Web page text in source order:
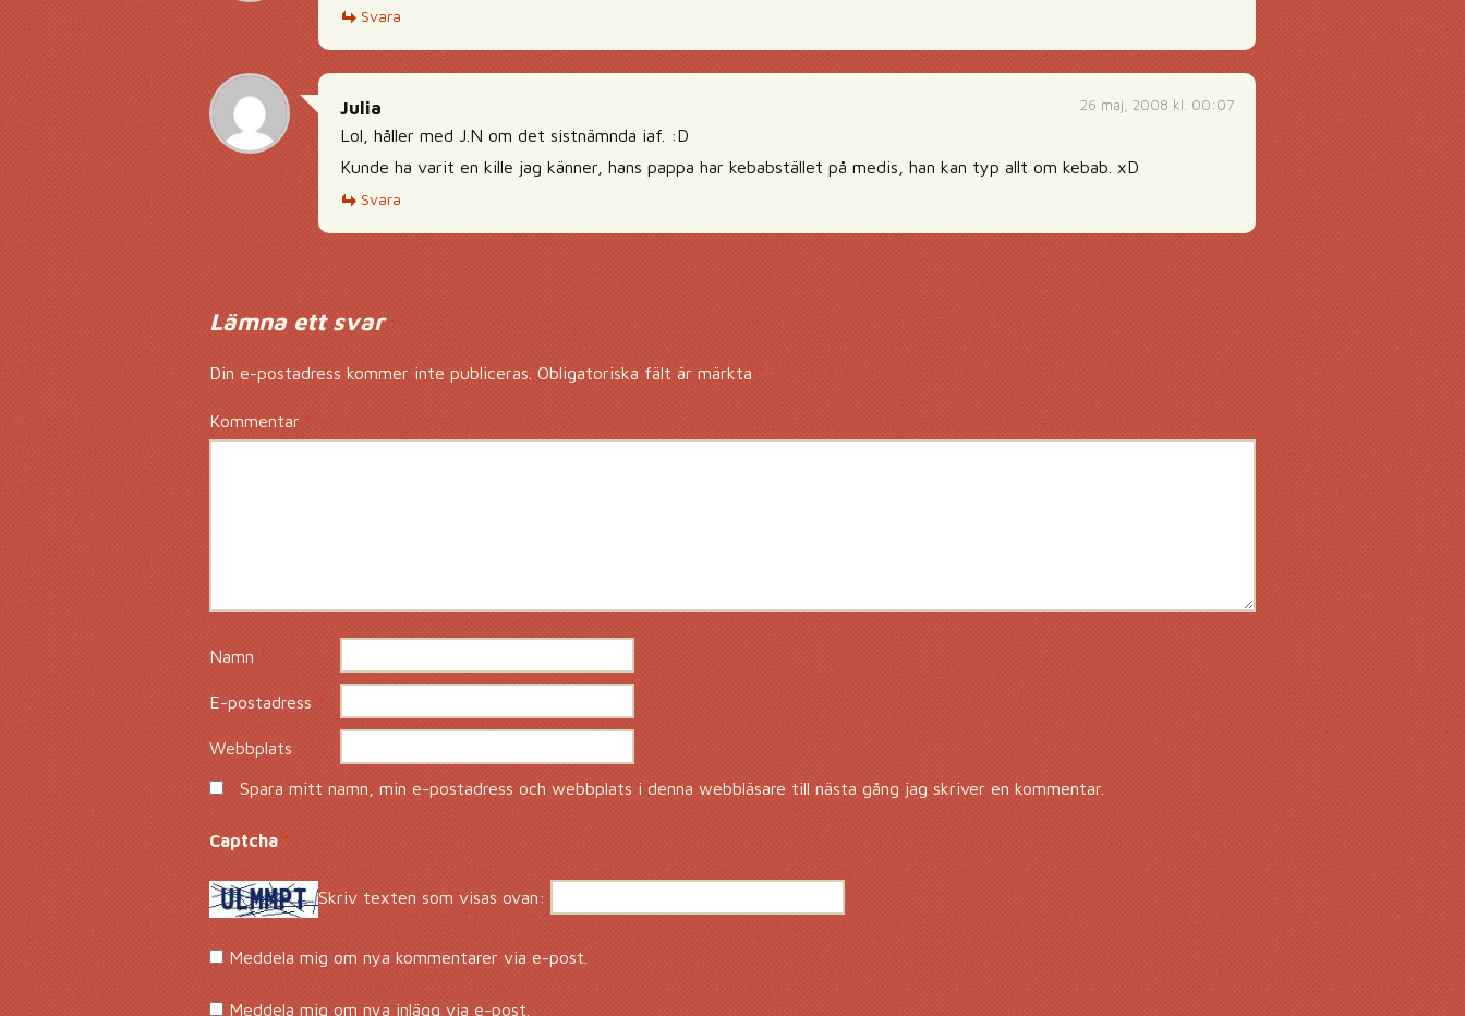
Svara
26 maj, 2008 kl. 00:07
Julia
Lol, håller med J.N om det sistnämnda iaf. :D
Kunde ha varit en kille jag känner, hans pappa har kebabstället på medis, han kan typ allt om kebab. xD
Svara
Lämna ett svar
Din e-postadress kommer inte publiceras. Obligatoriska fält är märkta*
Kommentar*
Namn*
E-postadress*
Webbplats
Spara mitt namn, min e-postadress och webbplats i denna webbläsare till nästa gång jag skriver en kommentar.
Captcha*
Skriv texten som visas ovan:
Meddela mig om nya kommentarer via e-post.
Meddela mig om nya inlägg via e-post.